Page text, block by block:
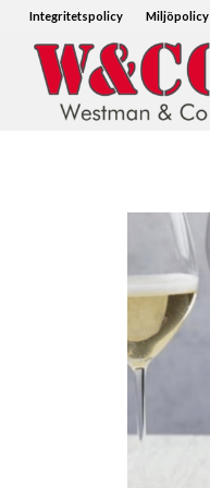
Integritetspolicy Miljöpolicy